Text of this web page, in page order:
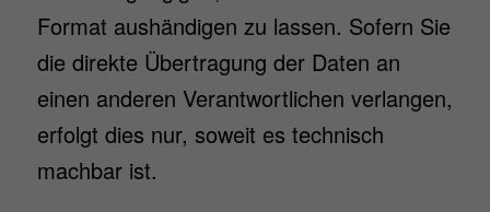
Format aushändigen zu lassen. Sofern Sie
die direkte Übertragung der Daten an
einen anderen Verantwortlichen verlangen,
erfolgt dies nur, soweit es technisch
machbar ist.
Wir verwenden Cookies und andere Technologien auf unserer
Website. Einige von ihnen sind essenziell, während andere uns
helfen, diese Website und Ihre Erfahrung zu verbessern.
Adressen), z. B. für personalisierte Anzeigen und Inhalte oder
Anzeigen- und Inhaltsmessung. Weitere Informationen über die
Verwendung Ihrer Daten finden Sie in unserer
Datenschutzerklärung